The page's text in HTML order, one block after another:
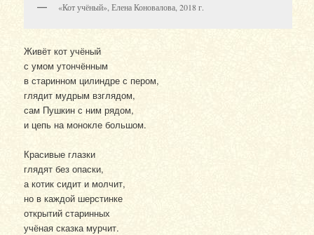
«Кот учёный», Елена Коновалова, 2018 г.
Живёт кот учёный
с умом утончённым
в старинном цилиндре с пером,
глядит мудрым взглядом,
сам Пушкин с ним рядом,
и цепь на монокле большом.
Красивые глазки
глядят без опаски,
а котик сидит и молчит,
но в каждой шерстинке
открытий старинных
учёная сказка мурчит.